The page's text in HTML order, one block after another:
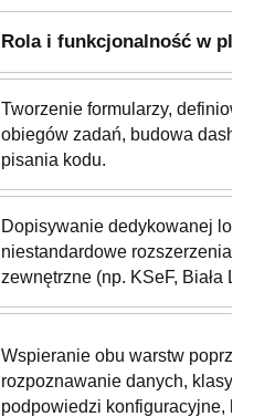
Rola i funkcjonalność w
Tworzenie formularzy,
obiegów zadań, budowa
pisania kodu.
Dopisywanie dedykowanej
niestandardowe rozszerzenia i
zewnętrzne (np. KSeF, Biała
Wspieranie obu warstw
rozpoznawanie danych,
podpowiedzi konfiguracyjne,